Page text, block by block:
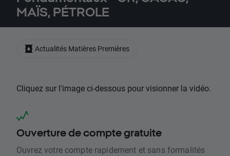
MAÏS, PÉTROLE
Cliquez sur l'image ci-dessous pour visionner la vidéo.
Ouverture de compte gratuite
Ouvrez votre compte rapidement et sans formalités
Actualités Matières Premières